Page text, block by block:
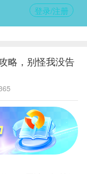
登录/注册
略，别怪我没告